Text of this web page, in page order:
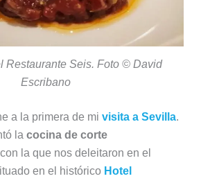
Restaurante Seis. Foto © David
Escribano
a la primera de mi visita a Sevilla.
la cocina de corte
con la que nos deleitaron en el
en el histórico Hotel